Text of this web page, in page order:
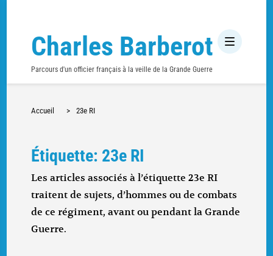
Charles Barberot
Parcours d'un officier français à la veille de la Grande Guerre
Accueil > 23e RI
Étiquette: 23e RI
Les articles associés à l’étiquette 23e RI
traitent de sujets, d’hommes ou de combats
de ce régiment, avant ou pendant la Grande
Guerre.